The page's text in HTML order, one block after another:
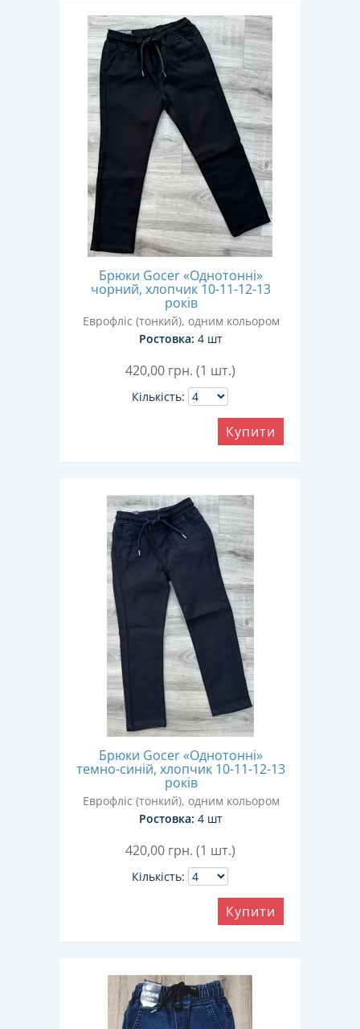
Брюки Gocer «Однотонні»
чорний, хлопчик 10-11-12-13
років
Еврофліс (тонкий), одним кольором
Ростовка: 4 шт
420,00 грн. (1 шт.)
Кількість:
Купити
Брюки Gocer «Однотонні»
темно-синій, хлопчик 10-11-12-13
років
Еврофліс (тонкий), одним кольором
Ростовка: 4 шт
420,00 грн. (1 шт.)
Кількість:
Купити